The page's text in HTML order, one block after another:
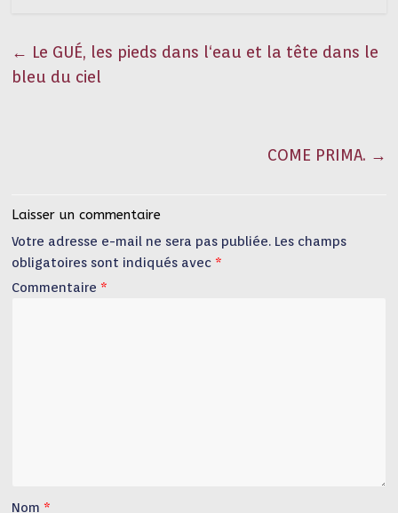
← Le GUÉ, les pieds dans l‘eau et la tête dans le
bleu du ciel
COME PRIMA. →
Laisser un commentaire
Votre adresse e-mail ne sera pas publiée. Les champs
obligatoires sont indiqués avec *
Commentaire *
Nom *